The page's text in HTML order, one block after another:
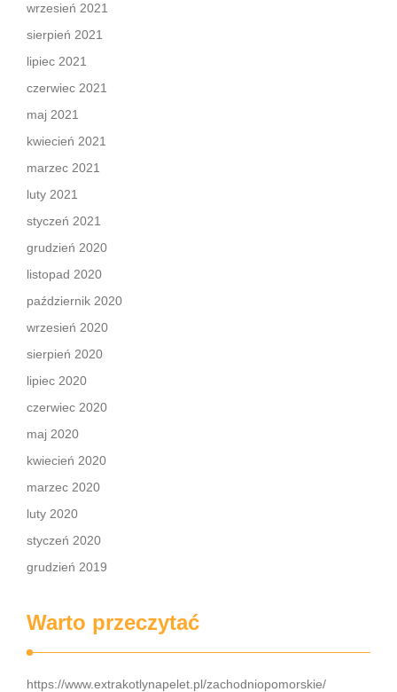
wrzesień 2021
sierpień 2021
lipiec 2021
czerwiec 2021
maj 2021
kwiecień 2021
marzec 2021
luty 2021
styczeń 2021
grudzień 2020
listopad 2020
październik 2020
wrzesień 2020
sierpień 2020
lipiec 2020
czerwiec 2020
maj 2020
kwiecień 2020
marzec 2020
luty 2020
styczeń 2020
grudzień 2019
Warto przeczytać
https://www.extrakotlynapelet.pl/zachodniopomorskie/